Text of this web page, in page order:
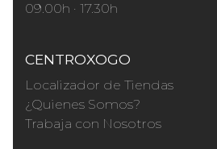
09.00h · 17.30h
CENTROXOGO
Localizador de Tiendas
¿Quienes Somos?
Trabaja con Nosotros